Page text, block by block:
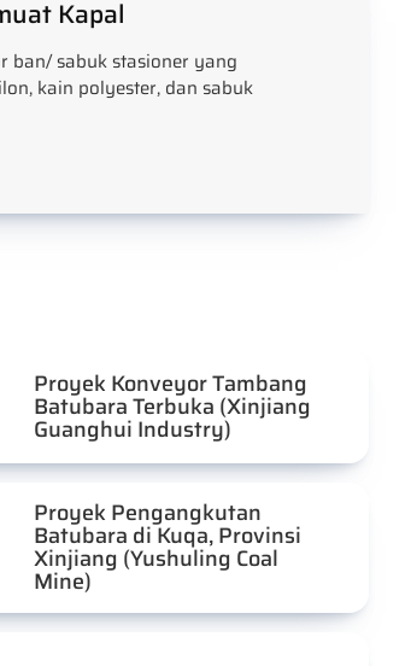
Kapal
ban/ sabuk stasioner yang
kain polyester, dan sabuk
Proyek Konveyor Tambang
Batubara Terbuka (Xinjiang
Guanghui Industry)
Proyek Pengangkutan
Batubara di Kuqa, Provinsi
Xinjiang (Yushuling Coal
Mine)